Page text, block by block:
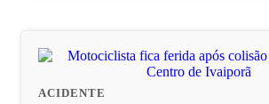
ACIDENTE